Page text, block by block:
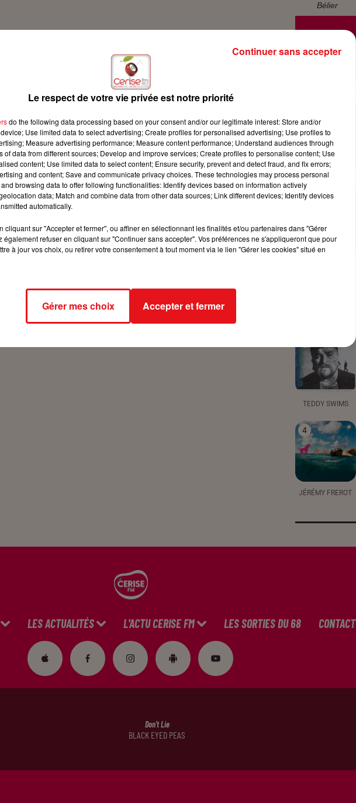
c'est notre rubrique bien-être
Bélier
Balance
TEDDY SWIMS
4
JÉRÉMY FREROT
LES ACTUALITÉS L'ACTU CERISE FM LES SORTIES DU 68 CONTACT
Don't Lie
BLACK EYED PEAS
Le respect de votre vie privée est notre priorité
do the following data processing based on your consent and/or our legitimate interest: Store and/or
Use limited data to select advertising; Create profiles for personalised advertising; Use profiles to
Measure advertising performance; Measure content performance; Understand audiences through
of data from different sources; Develop and improve services; Create profiles to personalise content; Use
content; Use limited data to select content; Ensure security, prevent and detect fraud, and fix errors;
and content; Save and communicate privacy choices. These technologies may process personal
browsing data to offer following functionalities: Identify devices based on information actively
data; Match and combine data from other data sources; Link different devices; Identify devices
automatically.
cliquant sur "Accepter et fermer", ou affiner en sélectionnant les finalités et/ou partenaires dans "Gérer
également refuser en cliquant sur "Continuer sans accepter". Vos préférences ne s'appliqueront que pour
à jour vos choix, ou retirer votre consentement à tout moment via le lien "Gérer les cookies" situé en
Gérer mes choix Accepter et fermer
Continuer sans accepter